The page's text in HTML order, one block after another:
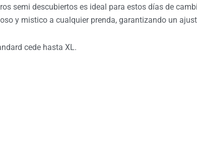
semi descubiertos es ideal para estos días de
y mistico a cualquier prenda, garantizando un
cede hasta XL.